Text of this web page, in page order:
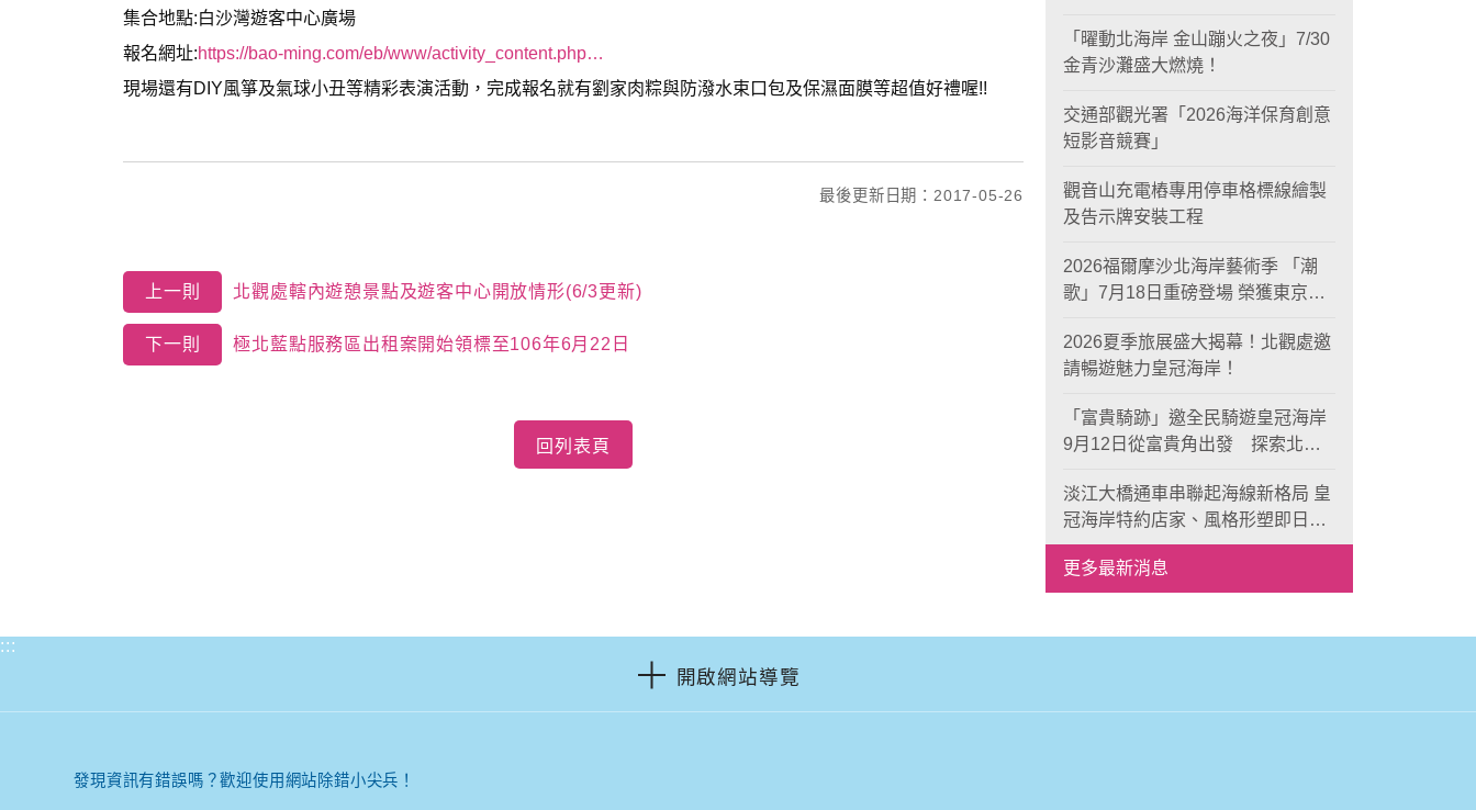
集合地點:白沙灣遊客中心廣場
報名網址:https://bao-ming.com/eb/www/activity_content.php…
現場還有DIY風箏及氣球小丑等精彩表演活動，完成報名就有劉家肉粽與防潑水束口包及保濕面膜等超值好禮喔!!
最後更新日期：2017-05-26
上一則 北觀處轄內遊憩景點及遊客中心開放情形(6/3更新)
下一則 極北藍點服務區出租案開始領標至106年6月22日
回列表頁
「曜動北海岸 金山蹦火之夜」7/30
金青沙灘盛大燃燒！
交通部觀光署「2026海洋保育創意
短影音競賽」
觀音山充電樁專用停車格標線繪製
及告示牌安裝工程
2026福爾摩沙北海岸藝術季 「潮
歌」7月18日重磅登場 榮獲東京設
2026夏季旅展盛大揭幕！北觀處邀
請暢遊魅力皇冠海岸！
「富貴騎跡」邀全民騎遊皇冠海岸
9月12日從富貴角出發 探索北海
淡江大橋通車串聯起海線新格局 皇
冠海岸特約店家、風格形塑即日起
開放報名
更多最新消息
:::
開啟網站導覽
發現資訊有錯誤嗎？歡迎使用網站除錯小尖兵！